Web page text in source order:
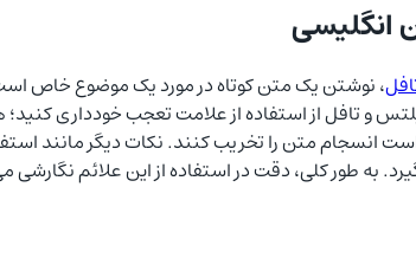
انگلیسی
، نوشتن یک متن کوتاه در مورد یک موضوع خاص
و تافل از استفاده از علامت تعجب خودداری
متن را تخریب کنند. نکات دیگر مانند استفاده
به طور کلی، دقت در استفاده از این علائم